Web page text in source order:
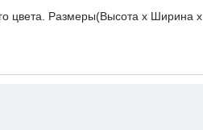
цвета. Размеры(Высота х Ширина х